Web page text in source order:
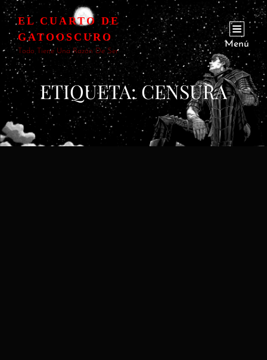
EL CUARTO DE
GATOOSCURO
Todo Tiene Una Razón De Ser
Menú
ETIQUETA:CENSURA